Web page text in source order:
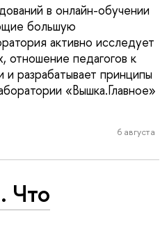
в онлайн-обучении
большую
активно исследует
отношение педагогов к
разрабатывает принципы
«Вышка.Главное»
6 августа
Что